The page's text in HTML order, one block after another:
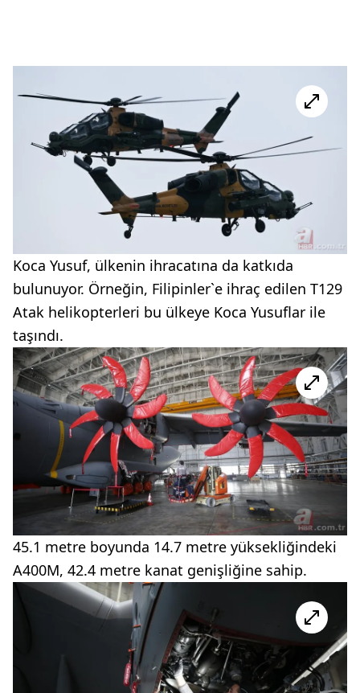
Koca Yusuf, ülkenin ihracatına da katkıda
bulunuyor. Örneğin, Filipinler`e ihraç edilen T129
Atak helikopterleri bu ülkeye Koca Yusuflar ile
taşındı.
45.1 metre boyunda 14.7 metre yüksekliğindeki
A400M, 42.4 metre kanat genişliğine sahip.